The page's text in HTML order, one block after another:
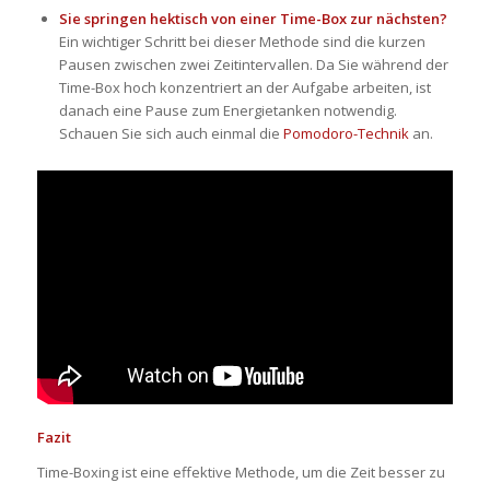
Sie springen hektisch von einer Time-Box zur nächsten?
Ein wichtiger Schritt bei dieser Methode sind die kurzen
Pausen zwischen zwei Zeitintervallen. Da Sie während der
Time-Box hoch konzentriert an der Aufgabe arbeiten, ist
danach eine Pause zum Energietanken notwendig.
Schauen Sie sich auch einmal die Pomodoro-Technik an.
Fazit
Time-Boxing ist eine effektive Methode, um die Zeit besser zu